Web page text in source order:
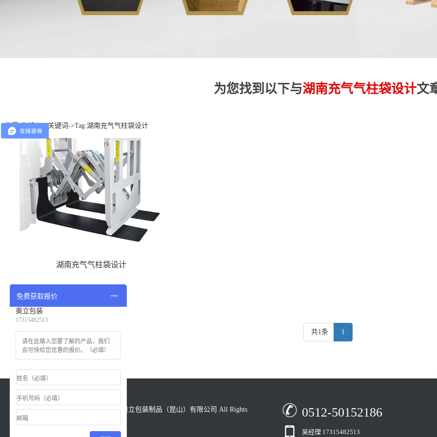
为您找到以下与湖南充气气柱袋设计文
位置: 全部TAG关键词 ->Tag:湖南充气气柱袋设计
湖南充气气柱袋设计
共1条 1
版权所有：Copyright &copy; 2021 奥立包装制品（昆山）有限公司 All Rights
Reserved.
0512-50152186
吴经理 17315482513
免费获取报价
奥立包装
17315482513